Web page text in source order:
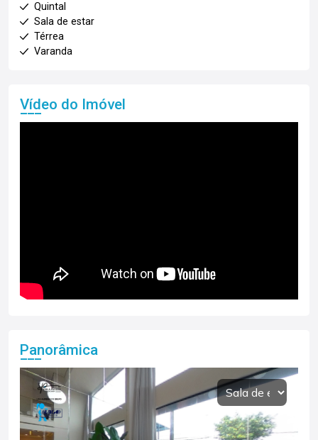
Quintal
Sala de estar
Térrea
Varanda
Vídeo do Imóvel
Panorâmica